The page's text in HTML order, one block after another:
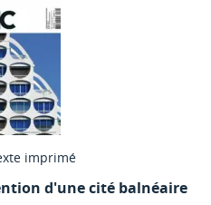
imprimé
d'une cité balnéaire